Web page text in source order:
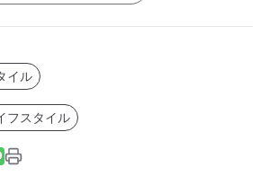
イル
フスタイル